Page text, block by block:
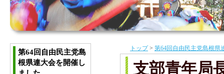
トップ> 第64回自由民主党島根県
支部青年局
第64回自由民主党島
根県連大会を開催し